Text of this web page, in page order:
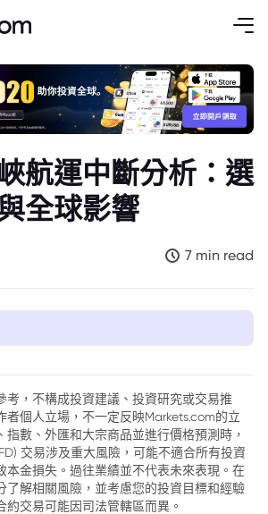
航運中斷分析：選
全球影響
7 min read
考，不構成投資建議、投資研究或交易推
者個人立場，不一定反映Markets.com的立
指數、外匯和大宗商品並進行價格預測時，
交易涉及重大風險，可能不適合所有投資
本金損失。過往業績並不代表未來表現。在
了解相關風險，並考慮您的投資目標和經驗
約交易可能因司法管轄區而異。